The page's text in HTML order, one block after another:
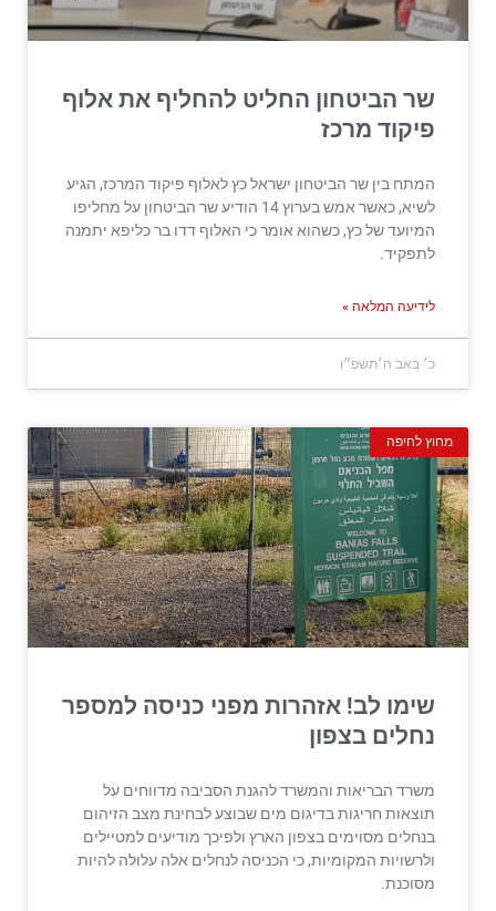
שר הביטחון החליט להחליף את אלוף
פיקוד מרכז
המתח בין שר הביטחון ישראל כץ לאלוף פיקוד המרכז, הגיע
לשיא, כאשר אמש בערוץ 14 הודיע שר הביטחון על מחליפו
המיועד של כץ, כשהוא אומר כי האלוף דדו בר כליפא יתמנה
לתפקיד.
לידיעה המלאה »
כ׳ באב ה׳תשפ״ו
מחוץ לחיפה
שימו לב! אזהרות מפני כניסה למספר
נחלים בצפון
משרד הבריאות והמשרד להגנת הסביבה מדווחים על
תוצאות חריגות בדיגום מים שבוצע לבחינת מצב הזיהום
בנחלים מסוימים בצפון הארץ ולפיכך מודיעים למטיילים
ולרשויות המקומיות, כי הכניסה לנחלים אלה עלולה להיות
מסוכנת.